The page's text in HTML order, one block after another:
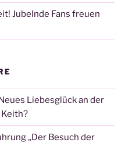
Jubelnde Fans freuen
Liebesglück an der
Keith?
„Der Besuch der